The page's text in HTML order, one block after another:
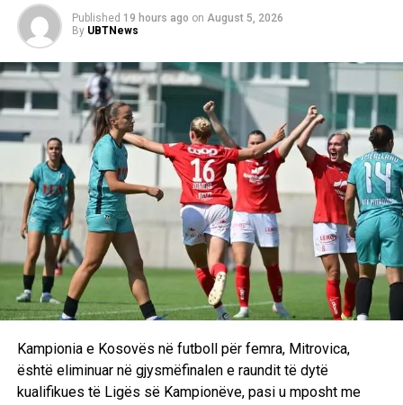
D.L Published 19 hours ago on August 5, 2026
By UBTNews
Kampionia e Kosovës në futboll për femra, Mitrovica,
është eliminuar në gjysmëfinalen e raundit të dytë
kualifikues të Ligës së Kampionëve, pasi u mposht me